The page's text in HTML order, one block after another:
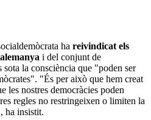
ha reivindicat els
i del conjunt de
sota la consciència que "poden ser
"És per això que hem creat
les nostres democràcies poden
regles no restringeixen o limiten la
ha insistit.